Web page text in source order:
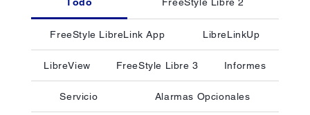
FreeStyle LibreLink App LibreLinkUp
LibreView FreeStyle Libre 3 Informes
Servicio Alarmas Opcionales